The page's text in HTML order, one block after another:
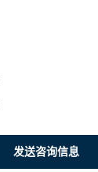
发送咨询信息